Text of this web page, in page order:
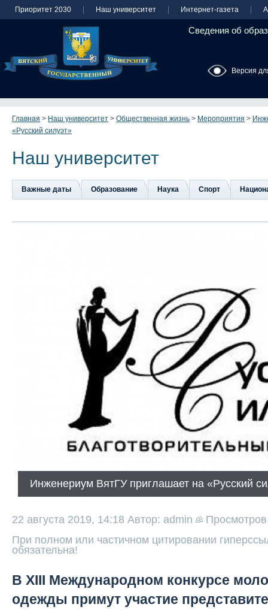
Приоритет 2030 Наш университет Интернет-газета
Сведения об
Версия
Главная > Наш университет > Общественная жизнь > Мероприятия >
«Русский силуэт»
Наш университет
Важные даты Образование Наука Спорт
Инженериум ВятГУ приглашает на «Русский
22 августа 2019, 14:18 Автор: admin
При полном или частичном цитировании
обязательна!
В XIII Международном конкурсе
одежды примут участие